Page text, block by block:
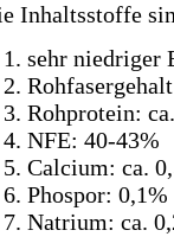
Inhaltsstoffe
sehr niedriger
Rohprotein:
NFE: 40-43%
Calcium: ca.
Phospor: 0,1%
Natrium: ca.